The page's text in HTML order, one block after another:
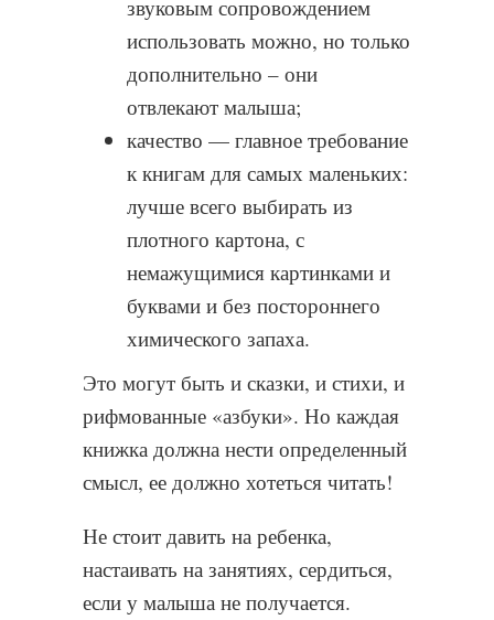
звуковым сопровождением
использовать можно, но только
дополнительно – они
отвлекают малыша;
качество — главное требование
к книгам для самых маленьких:
лучше всего выбирать из
плотного картона, с
немажущимися картинками и
буквами и без постороннего
химического запаха.
Это могут быть и сказки, и стихи, и
рифмованные «азбуки». Но каждая
книжка должна нести определенный
смысл, ее должно хотеться читать!
Не стоит давить на ребенка,
настаивать на занятиях, сердиться,
если у малыша не получается.